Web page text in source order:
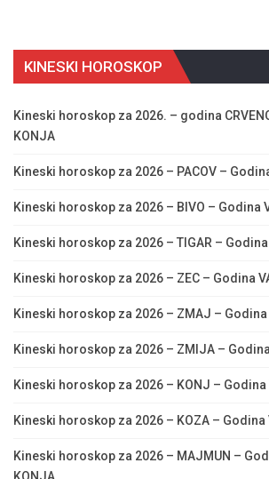
KINESKI HOROSKOP
Kineski horoskop za 2026. – godina
KONJA
Kineski horoskop za 2026 – PACOV –
Kineski horoskop za 2026 – BIVO – Godina
Kineski horoskop za 2026 – TIGAR – Godina
Kineski horoskop za 2026 – ZEC – Godina
Kineski horoskop za 2026 – ZMAJ – Godina
Kineski horoskop za 2026 – ZMIJA – Godina
Kineski horoskop za 2026 – KONJ – Godina
Kineski horoskop za 2026 – KOZA – Godina
Kineski horoskop za 2026 – MAJMUN –